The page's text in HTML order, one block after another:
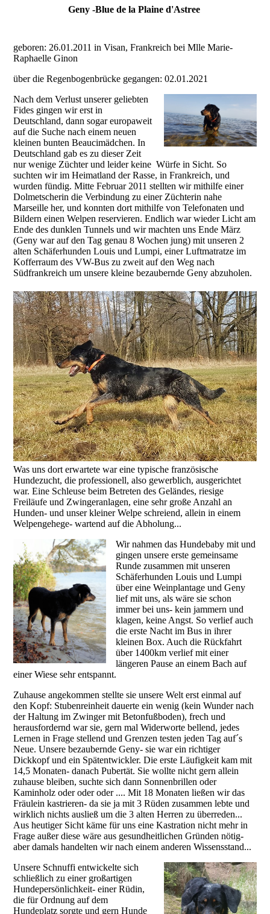
Geny -Blue de la Plaine d'Astree
geboren: 26.01.2011 in Visan, Frankreich bei Mlle Marie-
Raphaelle Ginon
über die Regenbogenbrücke gegangen: 02.01.2021
Nach dem Verlust unserer geliebten
Fides gingen wir erst in
Deutschland, dann sogar europaweit
auf die Suche nach einem neuen
kleinen bunten Beaucimädchen. In
Deutschland gab es zu dieser Zeit
nur wenige Züchter und leider keine Würfe in Sicht. So
suchten wir im Heimatland der Rasse, in Frankreich, und
wurden fündig. Mitte Februar 2011 stellten wir mithilfe einer
Dolmetscherin die Verbindung zu einer Züchterin nahe
Marseille her, und konnten dort mithilfe von Telefonaten und
Bildern einen Welpen reservieren. Endlich war wieder Licht am
Ende des dunklen Tunnels und wir machten uns Ende März
(Geny war auf den Tag genau 8 Wochen jung) mit unseren 2
alten Schäferhunden Louis und Lumpi, einer Luftmatratze im
Kofferraum des VW-Bus zu zweit auf den Weg nach
Südfrankreich um unsere kleine bezaubernde Geny abzuholen.
Was uns dort erwartete war eine typische französische
Hundezucht, die professionell, also gewerblich, ausgerichtet
war. Eine Schleuse beim Betreten des Geländes, riesige
Freiläufe und Zwingeranlagen, eine sehr große Anzahl an
Hunden- und unser kleiner Welpe schreiend, allein in einem
Welpengehege- wartend auf die Abholung...
Wir nahmen das Hundebaby mit und
gingen unsere erste gemeinsame
Runde zusammen mit unseren
Schäferhunden Louis und Lumpi
über eine Weinplantage und Geny
lief mit uns, als wäre sie schon
immer bei uns- kein jammern und
klagen, keine Angst. So verlief auch
die erste Nacht im Bus in ihrer
kleinen Box. Auch die Rückfahrt
über 1400km verlief mit einer
längeren Pause an einem Bach auf
einer Wiese sehr entspannt.
Zuhause angekommen stellte sie unsere Welt erst einmal auf
den Kopf: Stubenreinheit dauerte ein wenig (kein Wunder nach
der Haltung im Zwinger mit Betonfußboden), frech und
herausfordernd war sie, gern mal Widerworte bellend, jedes
Lernen in Frage stellend und Grenzen testen jeden Tag auf´s
Neue. Unsere bezaubernde Geny- sie war ein richtiger
Dickkopf und ein Spätentwickler. Die erste Läufigkeit kam mit
14,5 Monaten- danach Pubertät. Sie wollte nicht gern allein
zuhause bleiben, suchte sich dann Sonnenbrillen oder
Kaminholz oder oder oder .... Mit 18 Monaten ließen wir das
Fräulein kastrieren- da sie ja mit 3 Rüden zusammen lebte und
wirklich nichts ausließ um die 3 alten Herren zu überreden...
Aus heutiger Sicht käme für uns eine Kastration nicht mehr in
Frage außer diese wäre aus gesundheitlichen Gründen nötig-
aber damals handelten wir nach einem anderen Wissensstand...
Unsere Schnuffi entwickelte sich
schließlich zu einer großartigen
Hundepersönlichkeit- einer Rüdin,
die für Ordnung auf dem
Hundeplatz sorgte und gern Hunde